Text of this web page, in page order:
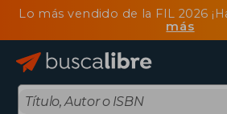
Lo más vendido de la FIL 2026
más